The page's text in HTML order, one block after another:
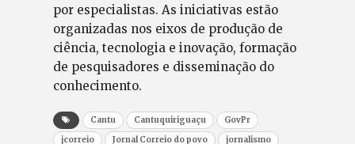
por especialistas. As iniciativas estão
organizadas nos eixos de produção de
ciência, tecnologia e inovação, formação
de pesquisadores e disseminação do
conhecimento.
Cantu Cantuquiriguaçu
GovPr
jcorreio
Jornal Correio do povo
jornalismo